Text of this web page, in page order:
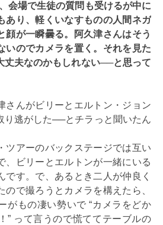
会場で生徒の質問も受けるが中に
あり、軽くいなすものの人間ネガ
顔が一瞬曇る。阿久津さんはそう
いのでカメラを置く。それを見た
丈夫なのかもしれない──と思って
さんがビリーとエルトン・ジョン
り逃がした──とチラっと聞いたん
ツアーのバックステージでは互い
、ビリーとエルトンが一緒にいる
です。で、あるとき二人が仲良く
ので撮ろうとカメラを構えたら、
がもの凄い勢いで “カメラをどか
って言うので慌ててテーブルの